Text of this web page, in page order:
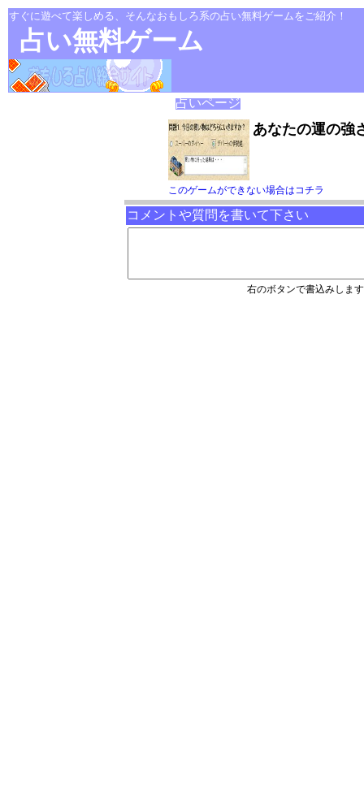
すぐに遊べて楽しめる、そんなおもしろ系の占い無料ゲームをご紹介！
占い無料ゲーム
占いページ
あなたの運の強
このゲームができない場合はコチラ
コメントや質問を書いて下さい
右のボタンで書込みしま